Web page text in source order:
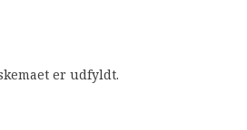
er udfyldt.